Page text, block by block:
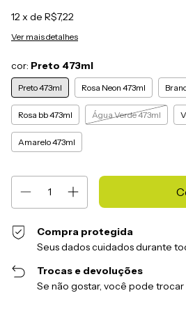
12 x de R$7,22
Ver mais detalhes
cor: Preto 473ml
Preto 473ml Rosa Neon 473ml
Rosa bb 473ml Água Verde 473ml
Amarelo 473ml
Compra protegida
Seus dados cuidados durante
Trocas e devoluções
Se não gostar, você pode trocar